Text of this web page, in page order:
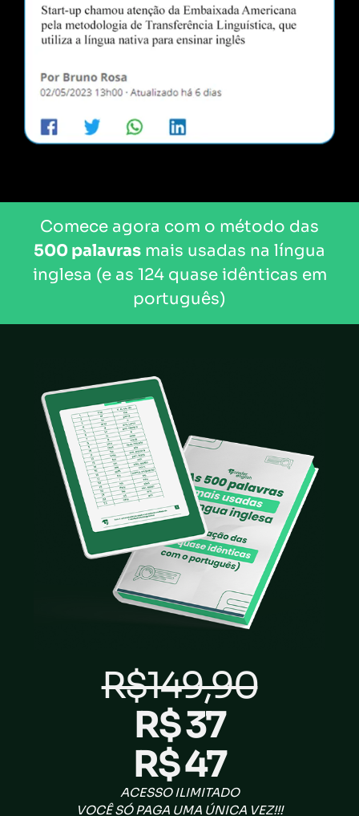
Comece agora com o método das
500 palavras mais usadas na língua
inglesa (e as 124 quase idênticas em
português)
R$149,90
R$ 37
R$ 47
ACESSO ILIMITADO
VOCÊ SÓ PAGA UMA ÚNICA VEZ!!!